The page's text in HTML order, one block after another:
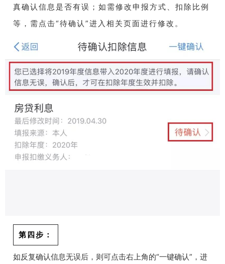
真确认信息是否有误；如需修改申报方式、扣除比例
等，需点击“待确认”进入相关页面进行修改。
第四步：
如反复确认信息无误后，则可点击右上角的“一键确认”，进